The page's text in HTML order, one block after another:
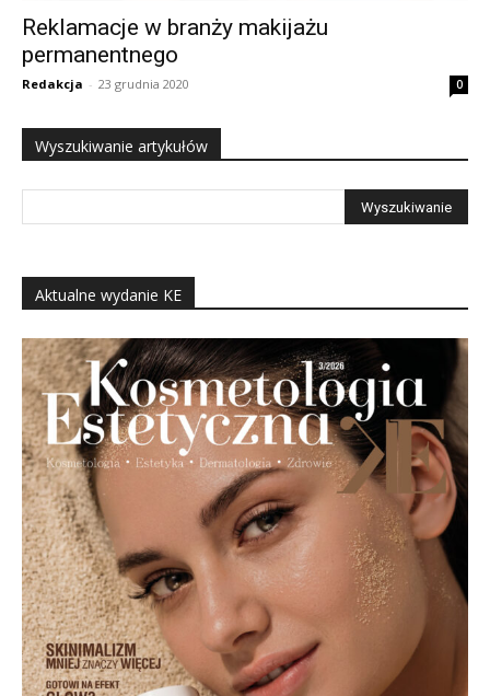
Reklamacje w branży makijażu
permanentnego
Redakcja - 23 grudnia 2020 0
Wyszukiwanie artykułów
Aktualne wydanie KE